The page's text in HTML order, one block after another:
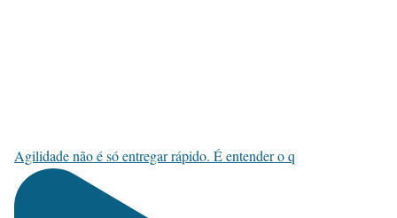
Agilidade não é só entregar rápido. É entender o q